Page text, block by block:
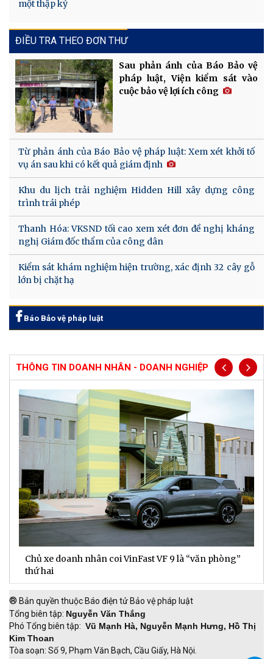
một thập kỷ
ĐIỀU TRA THEO ĐƠN THƯ
Sau phản ánh của Báo Bảo vệ
pháp luật, Viện kiểm sát vào
cuộc bảo vệ lợi ích công
Từ phản ánh của Báo Bảo vệ pháp luật: Xem xét khởi tố
vụ án sau khi có kết quả giám định
Khu du lịch trải nghiệm Hidden Hill xây dựng công
trình trái phép
Thanh Hóa: VKSND tối cao xem xét đơn đề nghị kháng
nghị Giám đốc thẩm của công dân
Kiểm sát khám nghiệm hiện trường, xác định 32 cây gỗ
lớn bị chặt hạ
Báo Bảo vệ pháp luật
THÔNG TIN DOANH NHÂN - DOANH NGHIỆP
Chủ xe doanh nhân coi VinFast VF 9 là “văn phòng”
thứ hai
® Bản quyền thuộc Báo điện tử Bảo vệ pháp luật
Tổng biên tập: Nguyễn Văn Thắng
Phó Tổng biên tập: Vũ Mạnh Hà, Nguyễn Mạnh Hưng, Hồ Thị
Kim Thoan
Tòa soạn: Số 9, Phạm Văn Bạch, Cầu Giấy, Hà Nội.